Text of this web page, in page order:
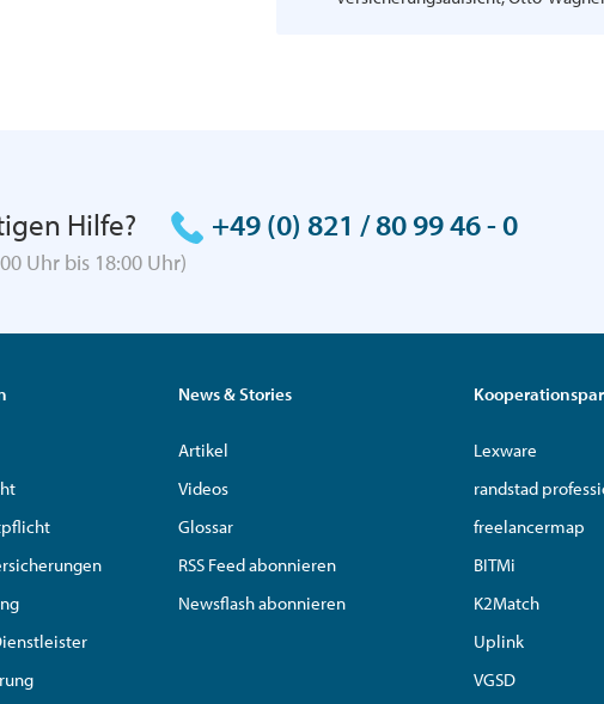
Hilfe? +49 (0) 821 / 80 99 46 - 0
Uhr bis 18:00 Uhr)
News & Stories
Artikel
Videos
Glossar
RSS Feed abonnieren
Newsflash abonnieren
Lexware
randstad
freelancermap
BITMi
K2Match
Uplink
VGSD